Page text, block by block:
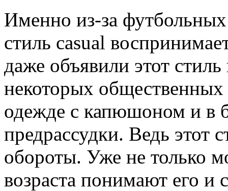
Именно из-за
стиль casual
даже объявили этот
некоторых общественных
одежде с капюшоном и в
предрассудки. Ведь этот
обороты. Уже не только
возраста понимают его и